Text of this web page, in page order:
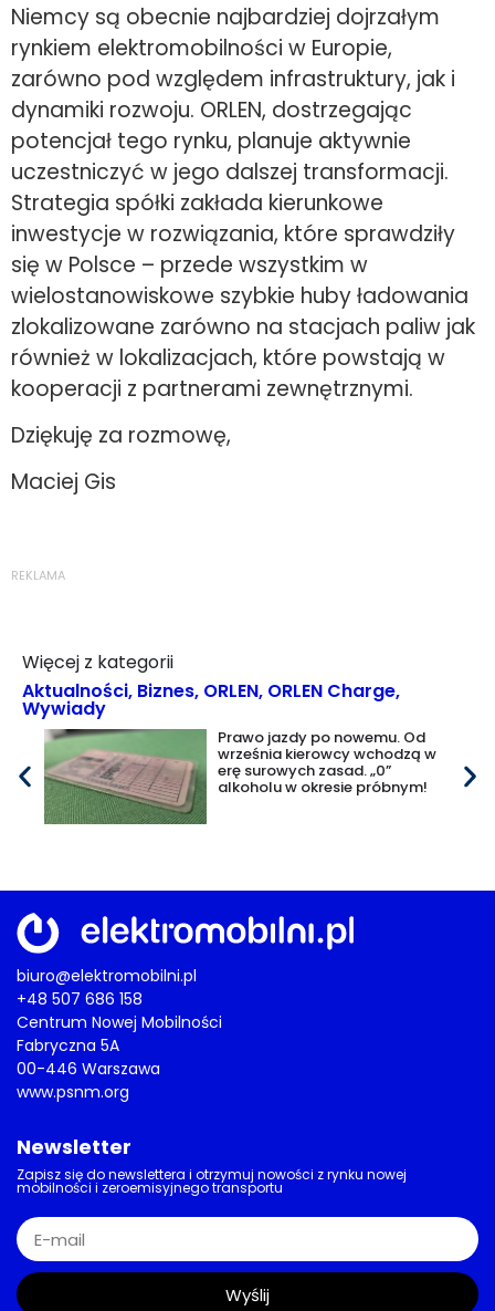
Niemcy są obecnie najbardziej dojrzałym
rynkiem elektromobilności w Europie,
zarówno pod względem infrastruktury, jak i
dynamiki rozwoju. ORLEN, dostrzegając
potencjał tego rynku, planuje aktywnie
uczestniczyć w jego dalszej transformacji.
Strategia spółki zakłada kierunkowe
inwestycje w rozwiązania, które sprawdziły
się w Polsce – przede wszystkim w
wielostanowiskowe szybkie huby ładowania
zlokalizowane zarówno na stacjach paliw jak
również w lokalizacjach, które powstają w
kooperacji z partnerami zewnętrznymi.
Dziękuję za rozmowę,
Maciej Gis
REKLAMA
Więcej z kategorii
Aktualności, Biznes, ORLEN, ORLEN Charge,
Wywiady
Prawo jazdy po nowemu. Od
września kierowcy wchodzą w
erę surowych zasad. „0”
alkoholu w okresie próbnym!
biuro@elektromobilni.pl
+48 507 686 158
Centrum Nowej Mobilności
Fabryczna 5A
00-446 Warszawa
www.psnm.org
Newsletter
Zapisz się do newslettera i otrzymuj nowości z rynku nowej
mobilności i zeroemisyjnego transportu
Wyślij